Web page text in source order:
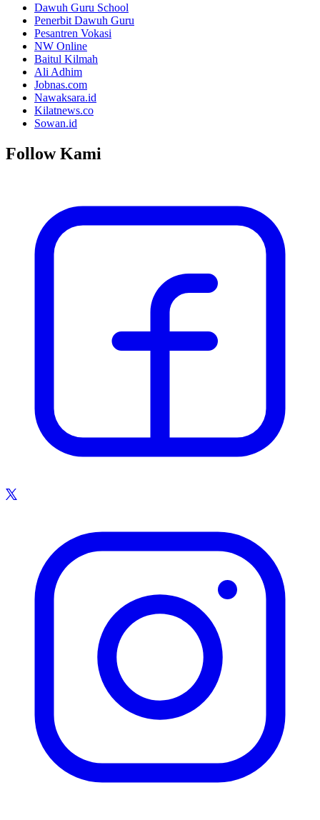
Dawuh Guru School
Penerbit Dawuh Guru
Pesantren Vokasi
NW Online
Baitul Kilmah
Ali Adhim
Jobnas.com
Nawaksara.id
Kilatnews.co
Sowan.id
Follow Kami